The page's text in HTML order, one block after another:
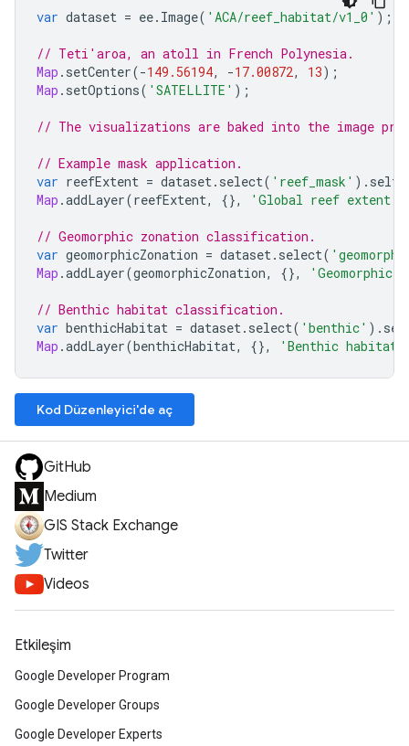
var dataset = ee. Image( 'ACA/reef_habitat/v1_0' );
// Teti'aroa, an atoll in French Polynesia.
Map . setCenter(-149.56194, -17.00872, 13);
Map . setOptions( 'SATELLITE' );
// The visualizations are baked into the image
// Example mask application.
var reefExtent = dataset. select( 'reef_mask' ).
Map .addLayer(reefExtent, {}, 'Global reef extent'
// Geomorphic zonation classification.
var geomorphicZonation = dataset. select(
Map .addLayer(geomorphicZonation, {}, 'Geomorphic
// Benthic habitat classification.
var benthicHabitat = dataset. select( 'benthic' ).
Map .addLayer(benthicHabitat, {}, 'Benthic habitat'
Kod Düzenleyici'de aç
GitHub
Medium
GIS Stack Exchange
Twitter
Videos
Etkileşim
Google Developer Program
Google Developer Groups
Google Developer Experts